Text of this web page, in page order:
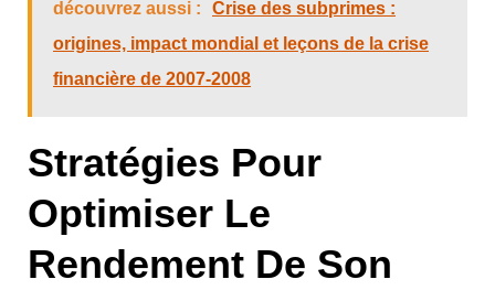
découvrez aussi :
Crise des subprimes :
origines, impact mondial et leçons de la crise
financière de 2007-2008
Stratégies Pour
Optimiser Le
Rendement De Son